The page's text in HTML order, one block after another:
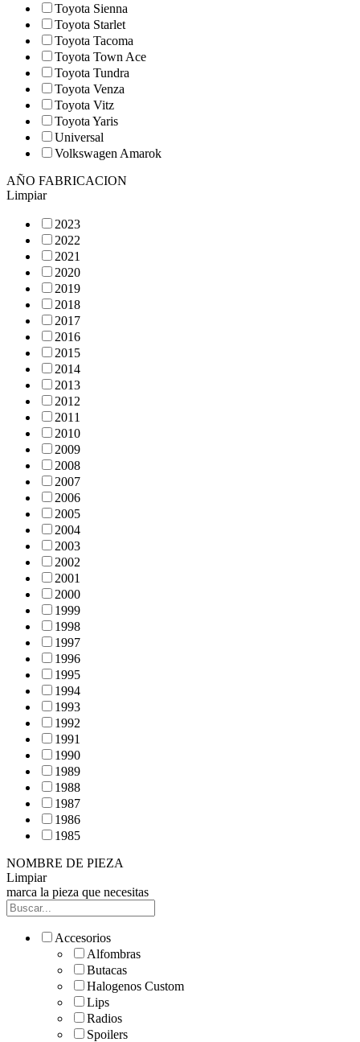
Toyota Sienna
Toyota Starlet
Toyota Tacoma
Toyota Town Ace
Toyota Tundra
Toyota Venza
Toyota Vitz
Toyota Yaris
Universal
Volkswagen Amarok
AÑO FABRICACION
Limpiar
2023
2022
2021
2020
2019
2018
2017
2016
2015
2014
2013
2012
2011
2010
2009
2008
2007
2006
2005
2004
2003
2002
2001
2000
1999
1998
1997
1996
1995
1994
1993
1992
1991
1990
1989
1988
1987
1986
1985
NOMBRE DE PIEZA
Limpiar
marca la pieza que necesitas
Accesorios
Alfombras
Butacas
Halogenos Custom
Lips
Radios
Spoilers